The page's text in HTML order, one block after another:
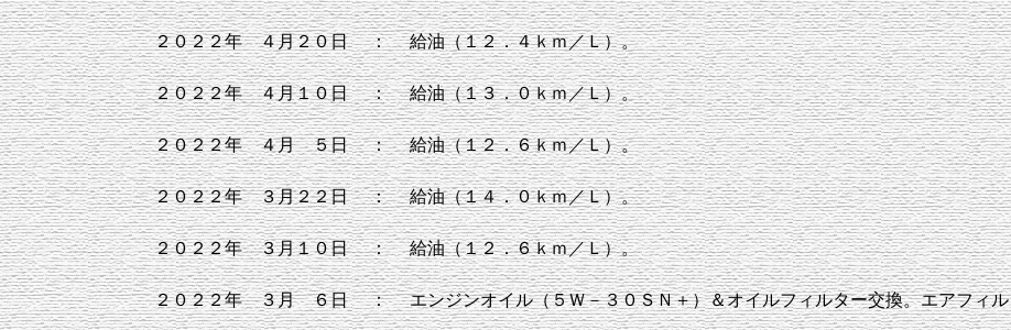
２０２２年 ４月２０日 ： 給油（１２．４ｋｍ／Ｌ）。
２０２２年 ４月１０日 ： 給油（１３．０ｋｍ／Ｌ）。
２０２２年 ４月 ５日 ： 給油（１２．６ｋｍ／Ｌ）。
２０２２年 ３月２２日 ： 給油（１４．０ｋｍ／Ｌ）。
２０２２年 ３月１０日 ： 給油（１２．６ｋｍ／Ｌ）。
２０２２年 ３月 ６日 ： エンジンオイル（５Ｗ－３０ＳＮ＋）＆オイルフィルター交換。エアフィ